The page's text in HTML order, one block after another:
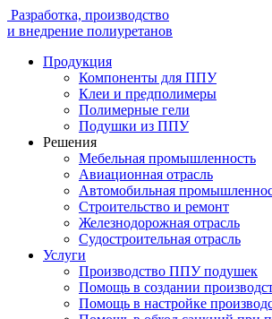
Разработка, производство
и внедрение полиуретанов
Продукция
Компоненты для ППУ
Клеи и предполимеры
Полимерные гели
Подушки из ППУ
Решения
Мебельная промышленность
Авиационная отрасль
Автомобильная
Строительство и ремонт
Железнодорожная отрасль
Судостроительная отрасль
Услуги
Производство ППУ подушек
Помощь в создании
Помощь в настройке